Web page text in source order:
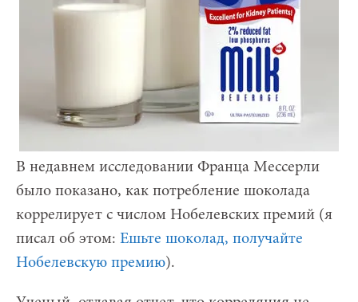
В недавнем исследовании Франца Мессерли
было показано, как потребление шоколада
коррелирует с числом Нобелевских премий (я
писал об этом: Ешьте шоколад, получайте
Нобелевскую премию).